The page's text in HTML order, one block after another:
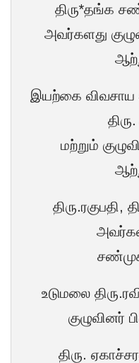
திரு*தங்க
அவர்களது
இயற்கை விவசாய
மற்றும்
திரு.ரகுபதி,
உடுமலை
குழுவினர்
திரு.